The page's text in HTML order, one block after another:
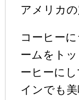
アメリカの
コーヒー
ームをト
ーヒーに
インでも